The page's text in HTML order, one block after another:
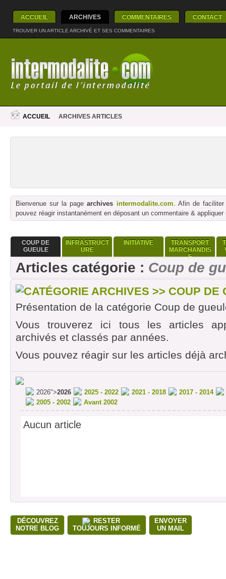
ACCUEIL ARCHIVES COMMENTAIRES CONTACT
TROUVER UN ARTICLE ARCHIVÉ ET SES COMMENTAIRES
ACCUEIL ARCHIVES ARTICLES
Bienvenue sur la pagearchives intermodalite.com. Afin de
pouvez réagir instantanément en déposant un commentaire & appliquer
COUP DE
GUEULE
INFRASTRUCT
URE
INITIATIVE
TRANSPORT
MARCHANDIS
E
Articles catégorie : Coup de
CATÉGORIE ARCHIVES >> COUP DE
Présentation de la catégorie Coup de
Vous trouverez ici tous les articles
archivés et classés par années.
Vous pouvez réagir sur les articles déjà
2026">2026 2025 - 2022 2021 - 2018
2017 - 2014
2005 - 2002
Avant 2002
Aucun article
DÉCOUVREZ
NOTRE BLOG
RESTER
TOUJOURS INFORMÉ
ENVOYER
UN MAIL